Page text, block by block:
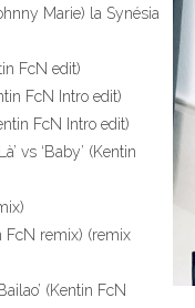
Marie) la Synésia
FcN edit)
FcN Intro edit)
FcN Intro edit)
vs ‘Baby’ (Kentin
FcN remix) (remix
(Kentin FcN